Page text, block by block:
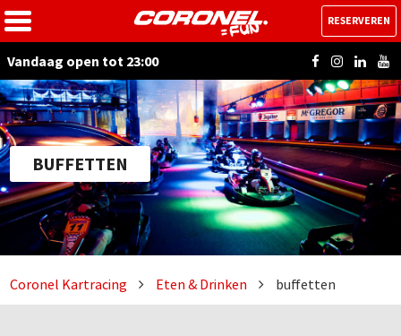
Vandaag open tot 23:00
RESERVEREN
BUFFETTEN
Coronel Kartracing Eten & Drinken buffetten